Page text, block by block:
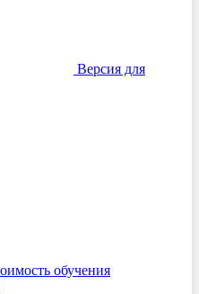
Версия для
обучения